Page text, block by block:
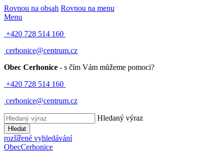
Rovnou na obsah Rovnou na menu
Menu
+420 728 514 160
cerhonice@centrum.cz
Obec Cerhonice - s čím Vám můžeme pomoci?
+420 728 514 160
cerhonice@centrum.cz
Hledaný výraz
Hledat
rozšířené vyhledávání
ObecCerhonice